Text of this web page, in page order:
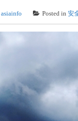
asiainfo Posted in 安